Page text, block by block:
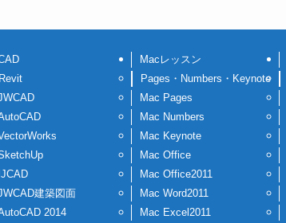
Revit
建築図面
2014
Macレッスン
Pages・Numbers・Keynote
Mac Pages
Mac Numbers
Mac Keynote
Mac Office
Mac Office2011
Mac Word2011
Mac Excel2011